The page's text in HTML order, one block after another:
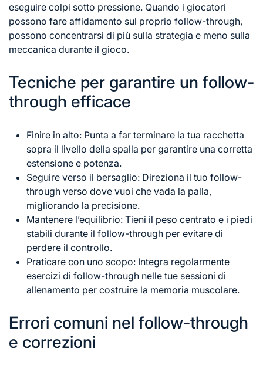
eseguire colpi sotto pressione. Quando i giocatori
possono fare affidamento sul proprio follow-through,
possono concentrarsi di più sulla strategia e meno sulla
meccanica durante il gioco.
Tecniche per garantire un follow-
through efficace
Finire in alto: Punta a far terminare la tua racchetta
sopra il livello della spalla per garantire una corretta
estensione e potenza.
Seguire verso il bersaglio: Direziona il tuo follow-
through verso dove vuoi che vada la palla,
migliorando la precisione.
Mantenere l’equilibrio: Tieni il peso centrato e i piedi
stabili durante il follow-through per evitare di
perdere il controllo.
Praticare con uno scopo: Integra regolarmente
esercizi di follow-through nelle tue sessioni di
allenamento per costruire la memoria muscolare.
Errori comuni nel follow-through
e correzioni